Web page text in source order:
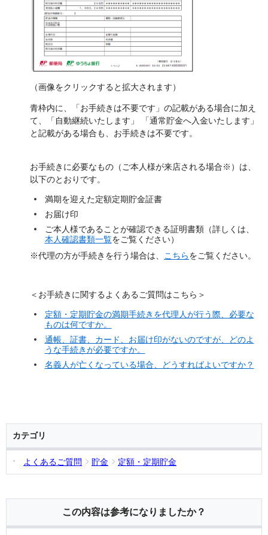
（画像をクリックすると拡大されます）
青枠内に、「お手続きは不要です」の記載がある場合に加え
て、「自動継続いたします」 「通常貯金へ入金いたします」
と記載がある場合も、お手続きは不要です。
お手続きに必要なもの（ご本人様が来店される場合※）は、
以下のとおりです。
満期を迎えた定額定期貯金証書
お届け印
ご本人様であることが確認できる証明書類（詳しくは、
本人確認書類一覧をご覧ください）
※代理の方が手続きを行う場合は、
こちらをご覧ください。
＜お手続きに関するよくあるご質問はこちら＞
定額・定期貯金の満期手続きを代理人が行う際、必要な
ものは何ですか。
通帳、証書、カード、お届け印がないのですが、どのよ
うな手続きが必要ですか。
名義人が亡くなっている場合、どうすればよいですか？
カテゴリ
よくあるご質問 貯金 定額・定期貯金
この内容は参考になりましたか？